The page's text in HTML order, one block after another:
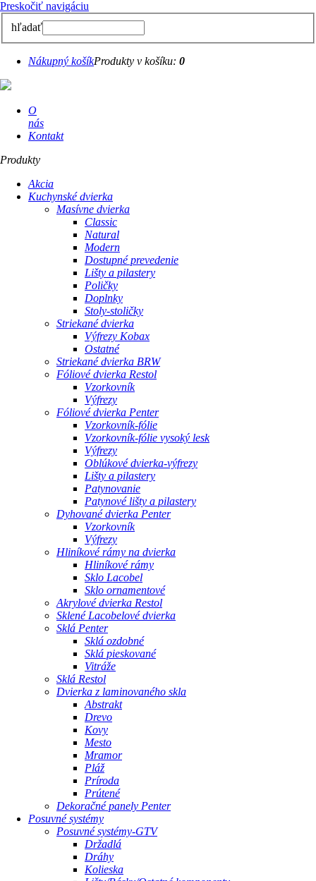
Preskočiť navigáciu
hľadať
Nákupný košíkProdukty v košíku: 0
O
nás
Kontakt
Produkty
Akcia
Kuchynské dvierka
Masívne dvierka
Classic
Natural
Modern
Dostupné prevedenie
Lišty a pilastery
Poličky
Doplnky
Stoly-stoličky
Striekané dvierka
Výfrezy Kobax
Ostatné
Striekané dvierka BRW
Fóliové dvierka Restol
Vzorkovník
Výfrezy
Fóliové dvierka Penter
Vzorkovník-fólie
Vzorkovník-fólie vysoký lesk
Výfrezy
Oblúkové dvierka-výfrezy
Lišty a pilastery
Patynovanie
Patynové lišty a pilastery
Dyhované dvierka Penter
Vzorkovník
Výfrezy
Hliníkové rámy na dvierka
Hliníkové rámy
Sklo Lacobel
Sklo ornamentové
Akrylové dvierka Restol
Sklené Lacobelové dvierka
Sklá Penter
Sklá ozdobné
Sklá pieskované
Vitráže
Sklá Restol
Dvierka z laminovaného skla
Abstrakt
Drevo
Kovy
Mesto
Mramor
Pláž
Príroda
Prútené
Dekoračné panely Penter
Posuvné systémy
Posuvné systémy-GTV
Držadlá
Dráhy
Kolieska